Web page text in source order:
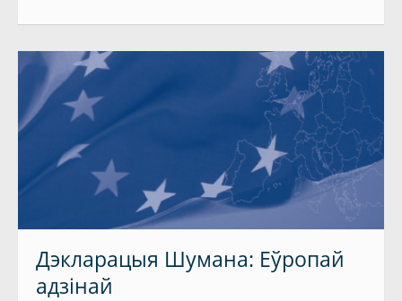
Дэкларацыя Шумана: Еўропай
адзiнай